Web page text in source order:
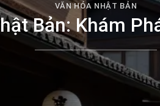
VĂN HÓA NHẬT BẢN
Bản: Khám